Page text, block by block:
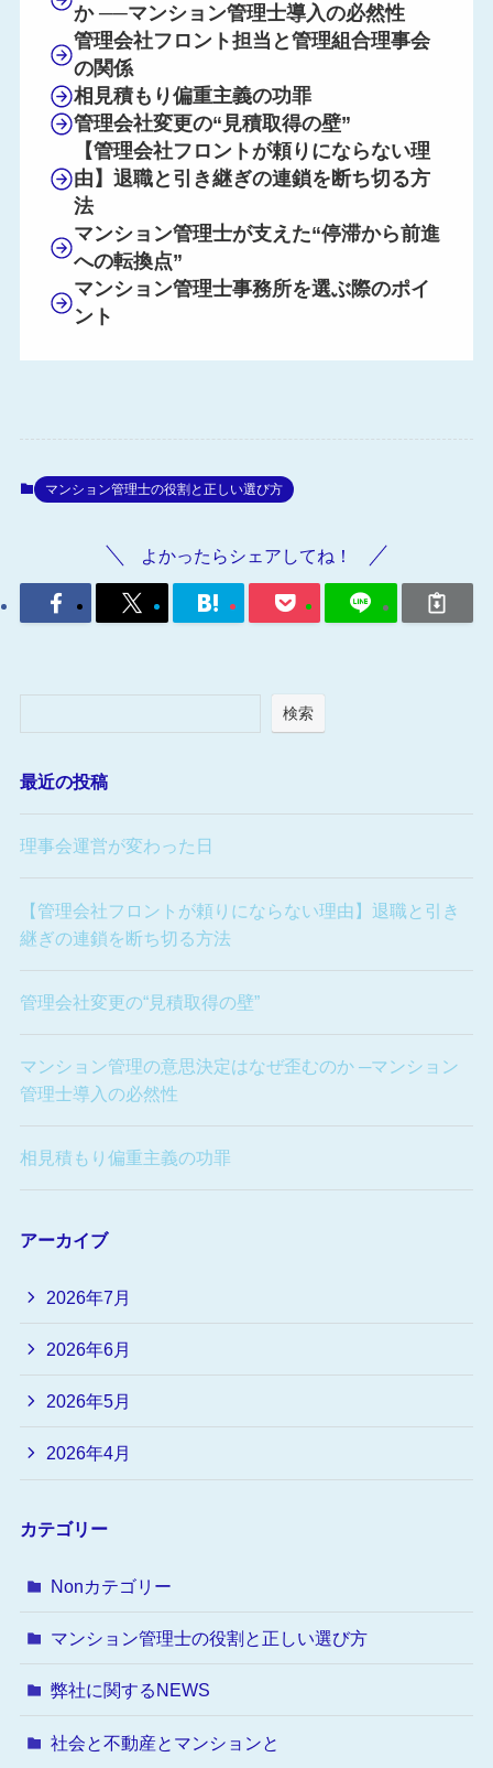
か ──マンション管理士導入の必然性
管理会社フロント担当と管理組合理事会
の関係
相見積もり偏重主義の功罪
管理会社変更の“見積取得の壁”
【管理会社フロントが頼りにならない理
由】退職と引き継ぎの連鎖を断ち切る方
法
マンション管理士が支えた“停滞から前進
への転換点”
マンション管理士事務所を選ぶ際のポイ
ント
マンション管理士の役割と正しい選び方
よかったらシェアしてね！
検索
最近の投稿
理事会運営が変わった日
【管理会社フロントが頼りにならない理由】退職と引き
継ぎの連鎖を断ち切る方法
管理会社変更の“見積取得の壁”
マンション管理の意思決定はなぜ歪むのか ─マンション
管理士導入の必然性
相見積もり偏重主義の功罪
アーカイブ
2026年7月
2026年6月
2026年5月
2026年4月
カテゴリー
Nonカテゴリー
マンション管理士の役割と正しい選び方
弊社に関するNEWS
社会と不動産とマンションと